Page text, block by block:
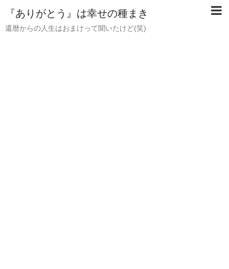
『ありがとう』は幸せの種まき
還暦からの人生はおまけって聞いたけど(笑)